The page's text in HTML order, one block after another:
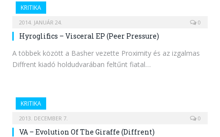
KRITIKA
2014. JANUÁR 24. 0
Hyroglifics – Visceral EP (Peer Pressure)
A többek között a Basher vezette Proximity és az izgalmas
Diffrent kiadó holdudvarában feltűnt fiatal…
KRITIKA
2013. DECEMBER 7. 0
VA – Evolution Of The Giraffe (Diffrent)